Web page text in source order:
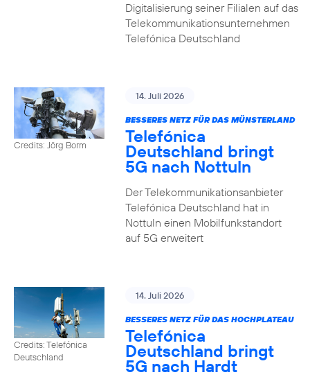
Digitalisierung seiner Filialen auf das
Telekommunikationsunternehmen
Telefónica Deutschland
Credits: Jörg Borm
14. Juli 2026
BESSERES NETZ FÜR DAS MÜNSTERLAND
Telefónica
Deutschland bringt
5G nach Nottuln
Der Telekommunikationsanbieter
Telefónica Deutschland hat in
Nottuln einen Mobilfunkstandort
auf 5G erweitert
Credits: Telefónica
Deutschland
14. Juli 2026
BESSERES NETZ FÜR DAS HOCHPLATEAU
Telefónica
Deutschland bringt
5G nach Hardt